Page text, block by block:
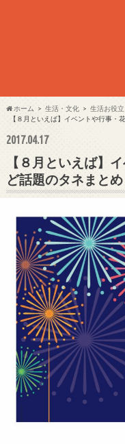
ホーム 生活・文化
生活お役
【８月といえば】イベントや行事・
2017.04.17
【８月といえば】
ど話題のタネまとめ